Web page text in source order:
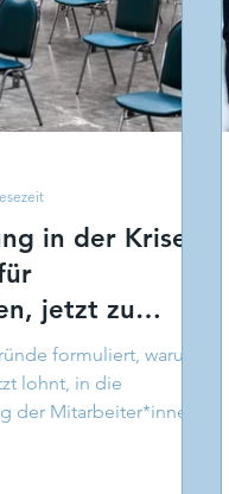
in der Krise?
jetzt zu
formuliert, warum
lohnt, in die
der Mitarbeiter*innen